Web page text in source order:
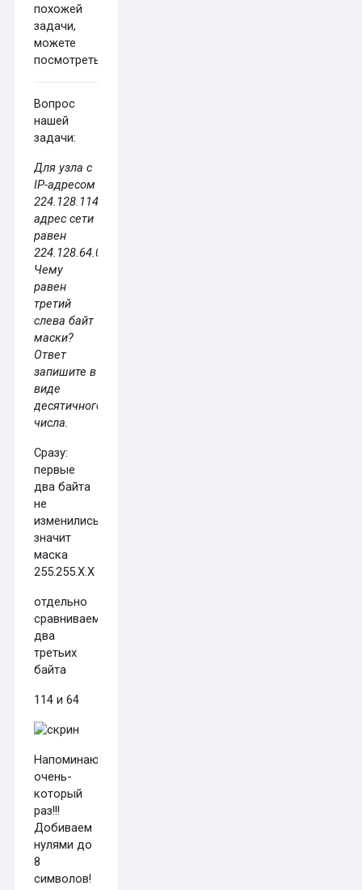
похожей
задачи,
можете
посмотреть
Вопрос
нашей
задачи:
Для узла с
IP-⁠адресом
224.128.114.142
адрес сети
равен
224.128.64.0.
Чему
равен
третий
слева байт
маски?
Ответ
запишите в
виде
десятичного
числа.
Сразу:
первые
два байта
не
изменились,
значит
маска
255.255.X.X
отдельно
сравниваем
два
третьих
байта
114 и 64
Напоминаю
очень-
который
раз!!!
Добиваем
нулями до
8
символов!